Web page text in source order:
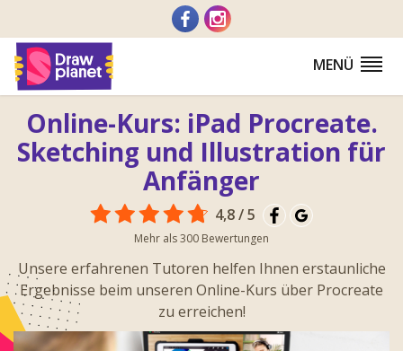
springen
MENÜ
Online-Kurs: iPad Procreate.
Sketching und Illustration für
Anfänger
4,8 / 5
Mehr als 300 Bewertungen
Unsere erfahrenen Tutoren helfen Ihnen erstaunliche
Ergebnisse beim unseren Online-Kurs über Procreate
zu erreichen!